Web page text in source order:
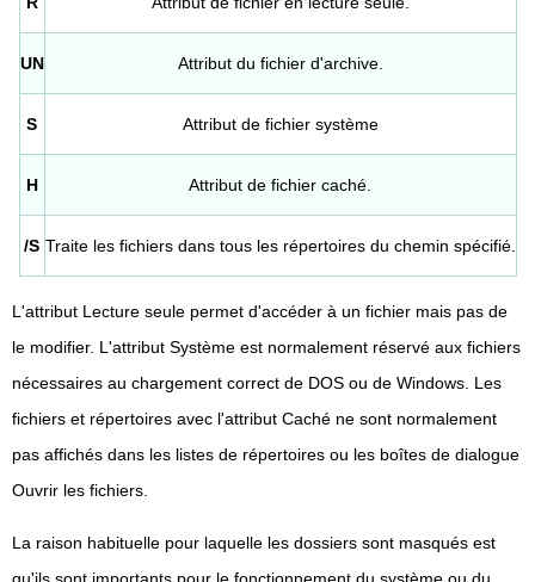
UN Attribut du fichier d'archive.
S Attribut de fichier système
H Attribut de fichier caché.
/S Traite les fichiers dans tous les répertoires du chemin spécifié.
L'attribut Lecture seule permet d'accéder à un fichier mais pas de
le modifier. L'attribut Système est normalement réservé aux fichiers
nécessaires au chargement correct de DOS ou de Windows. Les
fichiers et répertoires avec l'attribut Caché ne sont normalement
pas affichés dans les listes de répertoires ou les boîtes de dialogue
Ouvrir les fichiers.
La raison habituelle pour laquelle les dossiers sont masqués est
qu'ils sont importants pour le fonctionnement du système ou du